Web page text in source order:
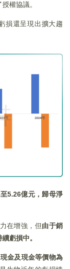
權協議。
損還呈現出擴大趨
5.26億元，歸母淨
在增強，但由于銷
虧損中。
金及現金等價物為